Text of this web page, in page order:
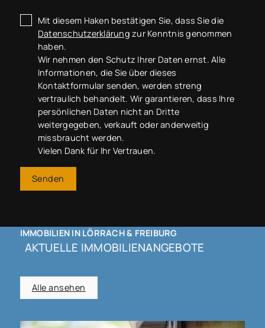
Mit diesem Haken bestätigen Sie, dass Sie die
Datenschutzerklärung zur Kenntnis genommen
haben.
Wir nehmen den Schutz Ihrer Daten ernst. Alle
Informationen, die Sie über dieses
Kontaktformular senden, werden streng
vertraulich behandelt. Wir garantieren, dass Ihre
persönlichen Daten nicht an Dritte
weitergegeben, verkauft oder anderweitig
missbraucht werden.
Vielen Dank für Ihr Vertrauen.
Senden
IMMOBILIEN IN LÖRRACH & FREIBURG
AKTUELLE IMMOBILIENANGEBOTE
Alle ansehen